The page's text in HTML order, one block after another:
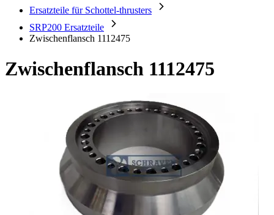
Ersatzteile für Schottel-thrusters
SRP200 Ersatzteile
Zwischenflansch 1112475
Zwischenflansch 1112475